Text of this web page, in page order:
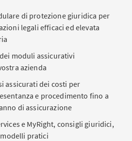
di protezione giuridica per
legali efficaci ed elevata
moduli assicurativi
azienda
assicurati dei costi per
e procedimento fino a
di assicurazione
e MyRight, consigli giuridici,
pratici